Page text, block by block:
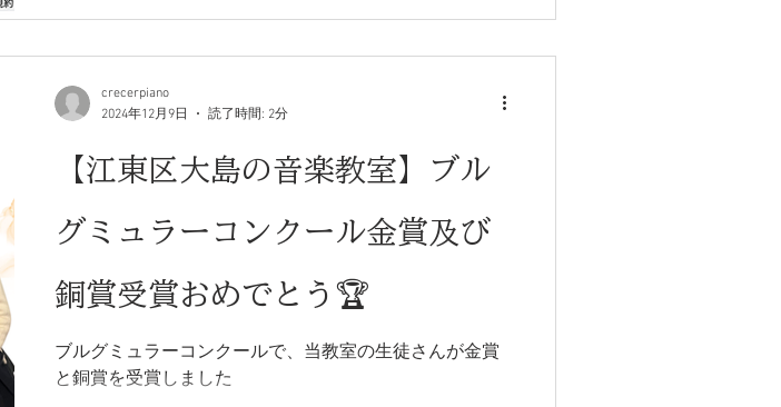
【江東区大島の音楽教室】ブル
グミュラーコンクール金賞及び
銅賞受賞おめでとう🏆
ブルグミュラーコンクールで、当教室の生徒さんが金賞
と銅賞を受賞しました
crecerpiano
2024年12月9日
読了時間: 2分